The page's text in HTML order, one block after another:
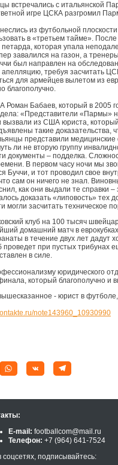
встречались с итальянской
игре ЦСКА разгромил
из футбольной
в «третьем тайме». После
которая упала
завалился на газон, а
был направлен на
требуя засчитать
для армейцев вылетом из
благополучно.
Роман Бабаев, который в 2005
«Представители «Пармы»
вызвали из США юриста,
такие доказательства,
представили медицинские
ли не вторую группу
документы – подделка.
В первом часу ночи мы
Буччи, и тот проводил свое
сам он ничего не знал.
как они выдали те справки –
доказать «липовость» тех
могли засчитать техническое
клуб на 100 тысяч
домашний матч в
в течение двух лет дадут
проведет при пустых трибунах
в силе.
юридического
который благополучно и
- юрист в
note143960_10930990
E-mail: footballcom@mail.ru
Телефон: +7 (964) 641-7524
соцсетях, подписывайтесь: